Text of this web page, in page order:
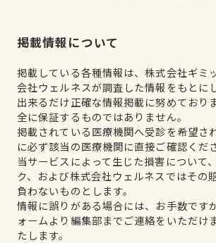
掲載情報について
掲載している各種情報は、株式会社ギミ
会社ウェルネスが調査した情報をもとに
出来るだけ正確な情報掲載に努めており
全に保証するものではありません。
掲載されている医療機関へ受診を希望さ
に必ず該当の医療機関に直接ご確認くださ
当サービスによって生じた損害について
ク、および株式会社ウェルネスではその
負わないものとします。
情報に誤りがある場合には、お手数です
ォームより編集部までご連絡をいただけ
たします。